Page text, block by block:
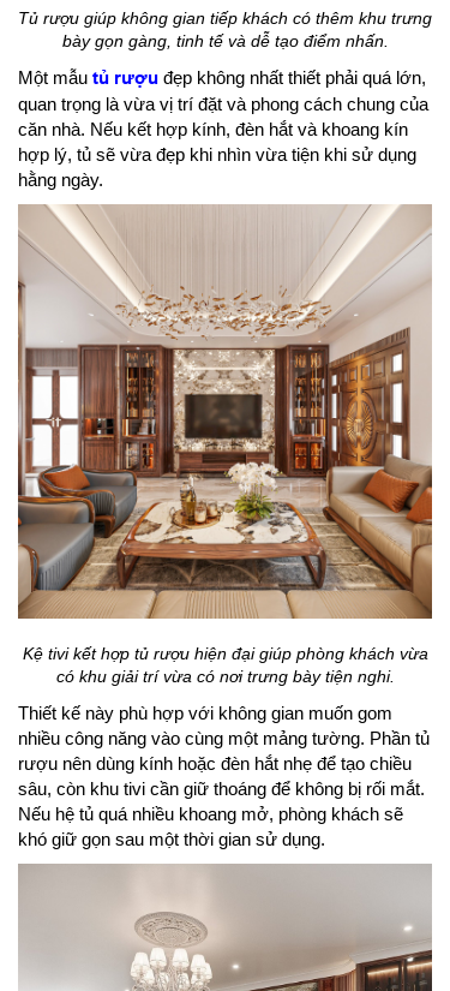
Tủ rượu giúp không gian tiếp khách có thêm khu trưng
bày gọn gàng, tinh tế và dễ tạo điểm nhấn.
Một mẫu tủ rượu đẹp không nhất thiết phải quá lớn,
quan trọng là vừa vị trí đặt và phong cách chung của
căn nhà. Nếu kết hợp kính, đèn hắt và khoang kín
hợp lý, tủ sẽ vừa đẹp khi nhìn vừa tiện khi sử dụng
hằng ngày.
Kệ tivi kết hợp tủ rượu hiện đại giúp phòng khách vừa
có khu giải trí vừa có nơi trưng bày tiện nghi.
Thiết kế này phù hợp với không gian muốn gom
nhiều công năng vào cùng một mảng tường. Phần tủ
rượu nên dùng kính hoặc đèn hắt nhẹ để tạo chiều
sâu, còn khu tivi cần giữ thoáng để không bị rối mắt.
Nếu hệ tủ quá nhiều khoang mở, phòng khách sẽ
khó giữ gọn sau một thời gian sử dụng.